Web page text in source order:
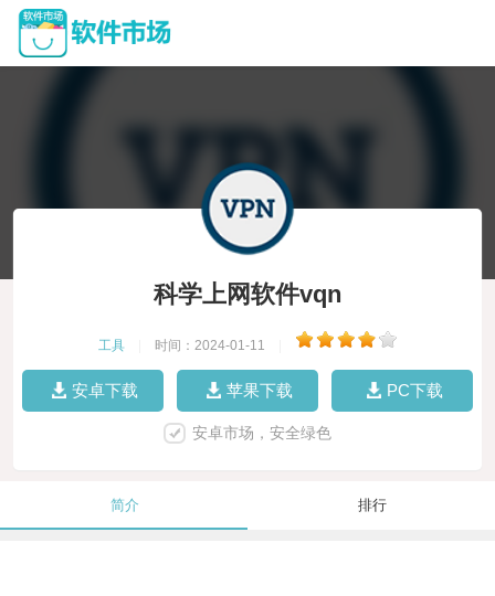
科学上网软件vqn
工具 时间：2024-01-11
安卓下载 苹果下载 PC下载
安卓市场，安全绿色
简介 排行